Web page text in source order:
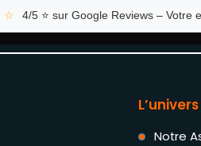
☆ 4/5 ⭐ sur Google Reviews – Votre
Notre